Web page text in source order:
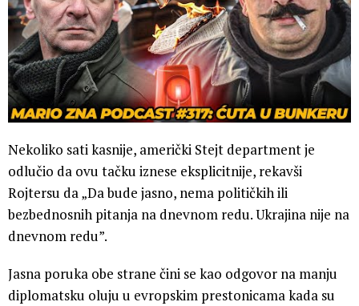
Nekoliko sati kasnije, američki Stejt department je
odlučio da ovu tačku iznese eksplicitnije, rekavši
Rojtersu da „Da bude jasno, nema političkih ili
bezbednosnih pitanja na dnevnom redu. Ukrajina nije na
dnevnom redu”.
Jasna poruka obe strane čini se kao odgovor na manju
diplomatsku oluju u evropskim prestonicama kada su